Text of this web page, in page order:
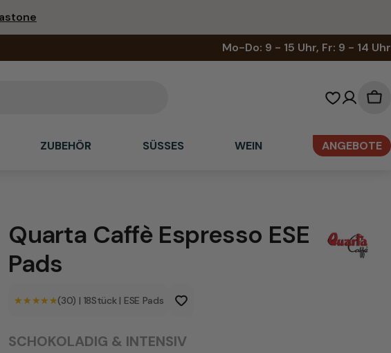
Mo-Do: 9 - 15 Uhr, Fr: 9 - 14 Uhr
ZUBEHÖR SÜSSES WEIN ANGEBOTE
Quarta Caffè Espresso ESE
Pads
★★★★★
★★★★★(30) | 18Stück | ESE Pads
SCHOKOLADIG & INTENSIV